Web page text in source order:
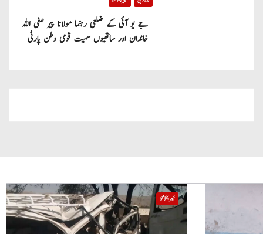
جے یو آئی کے ضلعی رہنما مولانا پیر صفی اللہ
خاندان اور ساتھیوں سمیت قومی وطن پارٹی
خیبر پختونخوا